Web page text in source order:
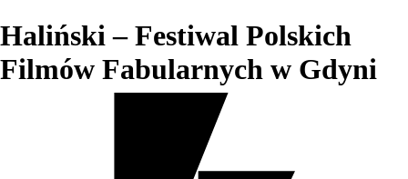
Haliński – Festiwal Polskich
Filmów Fabularnych w Gdyni